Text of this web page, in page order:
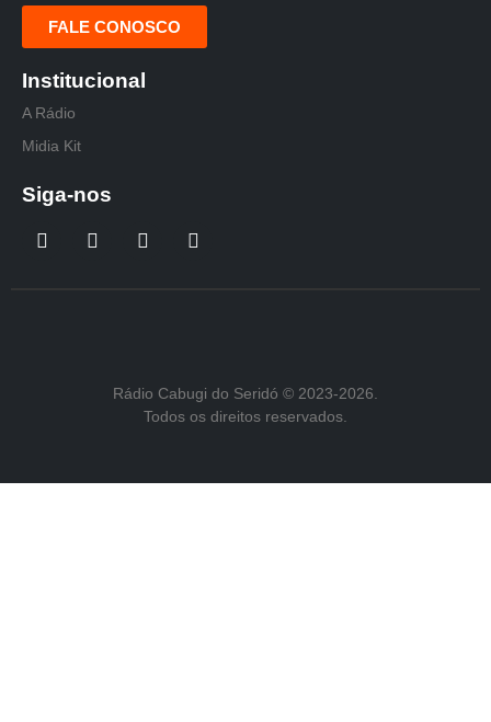
FALE CONOSCO
Institucional
A Rádio
Midia Kit
Siga-nos
Rádio Cabugi do Seridó © 2023-2026.
Todos os direitos reservados.